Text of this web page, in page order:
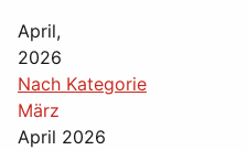
April,
2026
Nach Kategorie
März
April 2026